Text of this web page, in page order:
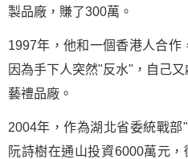
製品廠，賺了300萬。
1997年，他和一個香港人合作
因為手下人突然"反水"，自己
藝禮品廠。
2004年，作為湖北省委統戰部
阮詩樹在通山投資6000萬元